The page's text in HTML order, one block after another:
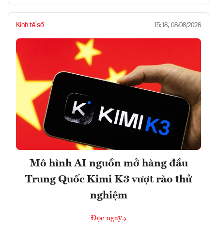
Kinh tế số 15:18, 08/08/2026
Mô hình AI nguồn mở hàng đầu
Trung Quốc Kimi K3 vượt rào thử
nghiệm
Đọc ngay